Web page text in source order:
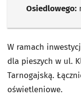
Osiedlowego:
W ramach
dla pieszych w ul.
Tarnogajską.
oświetleniowe.